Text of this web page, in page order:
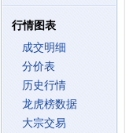
行情图表
成交明细
分价表
历史行情
龙虎榜数据
大宗交易